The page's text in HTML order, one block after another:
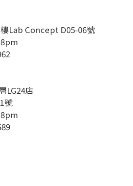
Lab Concept D05-06號
LG24店
號